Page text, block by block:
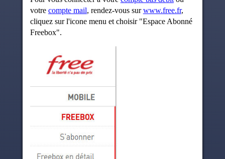
votre compte mail, rendez-vous surwww.free.fr,
cliquez sur l'icone menu et choisir "Espace Abonné
Freebox".